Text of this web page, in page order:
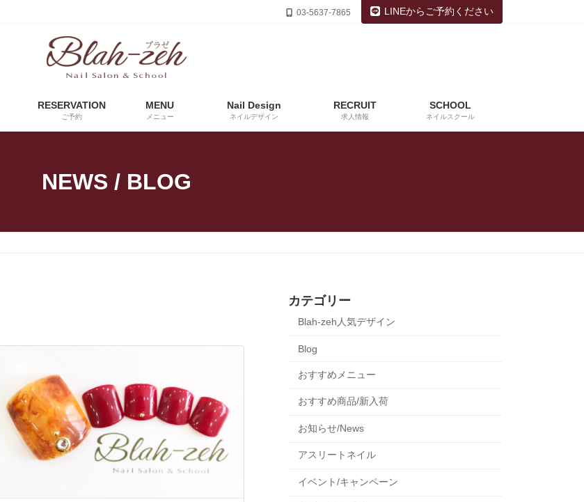
03-5637-7865 LINEからご予約ください
RESERVATION
ご予約
MENU
メニュー
Nail Design
ネイルデザイン
RECRUIT
求人情報
SCHOOL
ネイルスクール
NEWS / BLOG
カテゴリー
Blah-zeh人気デザイン
Blog
おすすめメニュー
おすすめ商品/新入荷
お知らせ/News
アスリートネイル
イベント/キャンペーン